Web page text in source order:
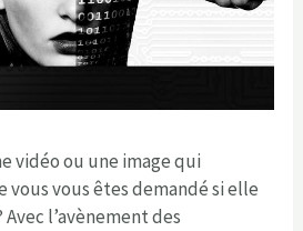
vidéo ou une image qui
vous êtes demandé si elle
l’avènement des